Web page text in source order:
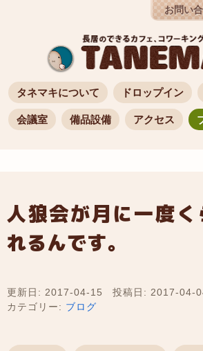
タネマキについて ドロップイン
会議室 備品設備 アクセス
お問い
人狼会が月に一度く
れるんです。
更新日: 2017-04-15
投稿日: 2017-04-
カテゴリー: ブログ